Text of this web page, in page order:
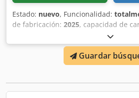
Estado: nuevo, Funcionalidad:
de fabricación: 2025, capacidad de
, longitud total:
construcción:1,300 mm,
Ilbofx Ad Iof Centro de carga: 500 mm
3 = 2.500 - 4.999 kg Estado: Equipo
Guardar